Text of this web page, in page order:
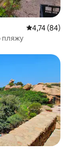
Середня
4,74 (84)
пляжу